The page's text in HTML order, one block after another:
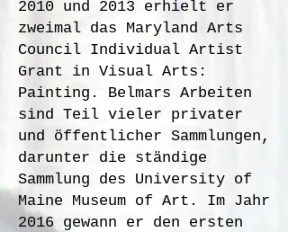
2010 und 2013 erhielt er
zweimal das Maryland Arts
Council Individual Artist
Grant in Visual Arts:
Painting. Belmars Arbeiten
sind Teil vieler privater
und öffentlicher Sammlungen,
darunter die ständige
Sammlung des University of
Maine Museum of Art. Im Jahr
2016 gewann er den ersten